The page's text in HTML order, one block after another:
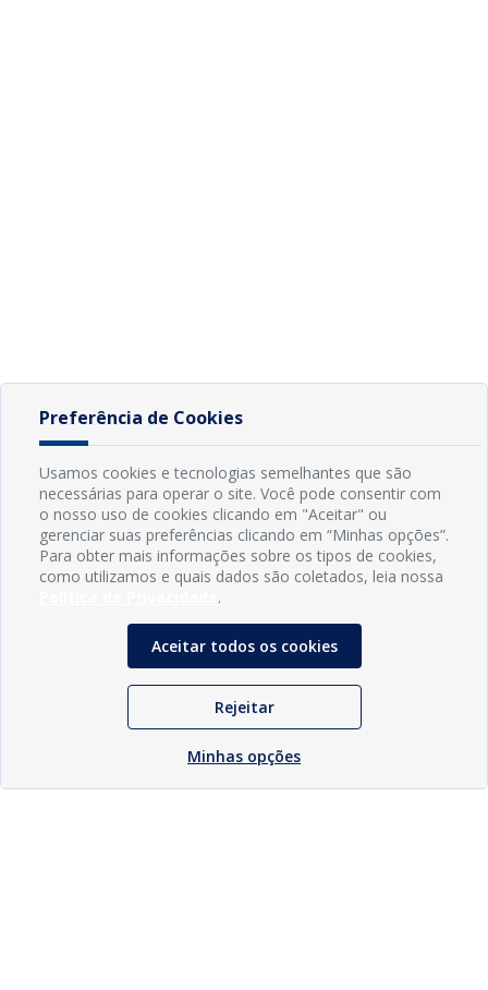
Preferência de Cookies
Usamos cookies e tecnologias semelhantes que são
necessárias para operar o site. Você pode consentir com
o nosso uso de cookies clicando em "Aceitar" ou
gerenciar suas preferências clicando em “Minhas opções”.
Para obter mais informações sobre os tipos de cookies,
como utilizamos e quais dados são coletados, leia nossa
.
Aceitar todos os cookies
Rejeitar
Minhas opções